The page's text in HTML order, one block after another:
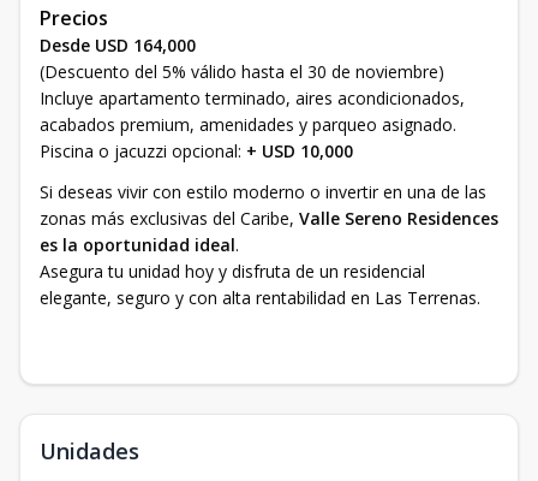
Precios
Desde USD 164,000
(Descuento del 5% válido hasta el 30 de noviembre)
Incluye apartamento terminado, aires acondicionados,
acabados premium, amenidades y parqueo asignado.
Piscina o jacuzzi opcional: + USD 10,000
Si deseas vivir con estilo moderno o invertir en una de las
zonas más exclusivas del Caribe, Valle Sereno Residences
es la oportunidad ideal.
Asegura tu unidad hoy y disfruta de un residencial
elegante, seguro y con alta rentabilidad en Las Terrenas.
Unidades